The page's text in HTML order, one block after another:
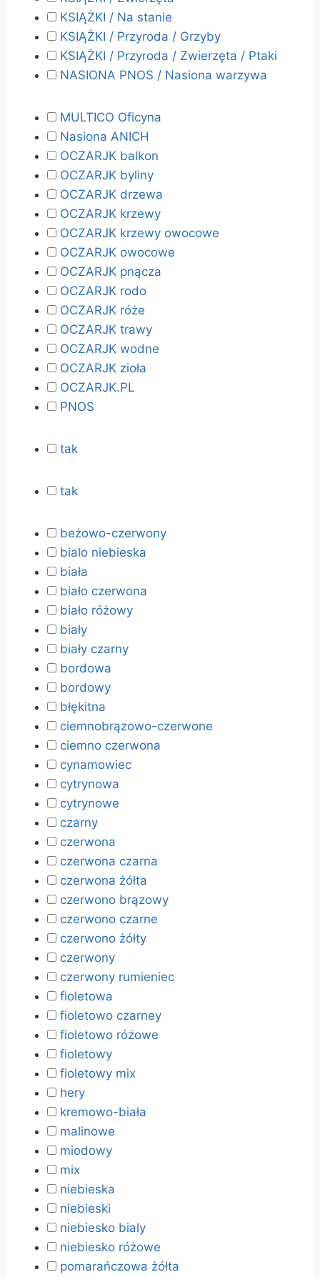
KSIĄŻKI / Na stanie
KSIĄŻKI / Przyroda / Grzyby
KSIĄŻKI / Przyroda / Zwierzęta / Ptaki
NASIONA PNOS / Nasiona warzywa
MULTICO Oficyna
Nasiona ANICH
OCZARJK balkon
OCZARJK byliny
OCZARJK drzewa
OCZARJK krzewy
OCZARJK krzewy owocowe
OCZARJK owocowe
OCZARJK pnącza
OCZARJK rodo
OCZARJK róże
OCZARJK trawy
OCZARJK wodne
OCZARJK zioła
OCZARJK.PL
PNOS
tak
tak
beżowo-czerwony
bialo niebieska
biała
biało czerwona
biało różowy
biały
biały czarny
bordowa
bordowy
błękitna
ciemnobrązowo-czerwone
ciemno czerwona
cynamowiec
cytrynowa
cytrynowe
czarny
czerwona
czerwona czarna
czerwona żółta
czerwono brązowy
czerwono czarne
czerwono żółty
czerwony
czerwony rumieniec
fioletowa
fioletowo czarney
fioletowo różowe
fioletowy
fioletowy mix
hery
kremowo-biała
malinowe
miodowy
mix
niebieska
niebieski
niebiesko bialy
niebiesko różowe
pomarańczowa żółta